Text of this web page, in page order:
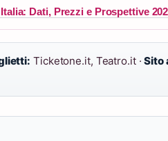
Dati, Prezzi e Prospettive
Ticketone.it, Teatro.it ·Sito